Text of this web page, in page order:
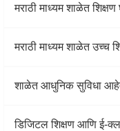
मराठी माध्यम शाळेत
मराठी माध्यम शाळेत उच्च
शाळेत आधुनिक सुविधा
डिजिटल शिक्षण आणि ई-